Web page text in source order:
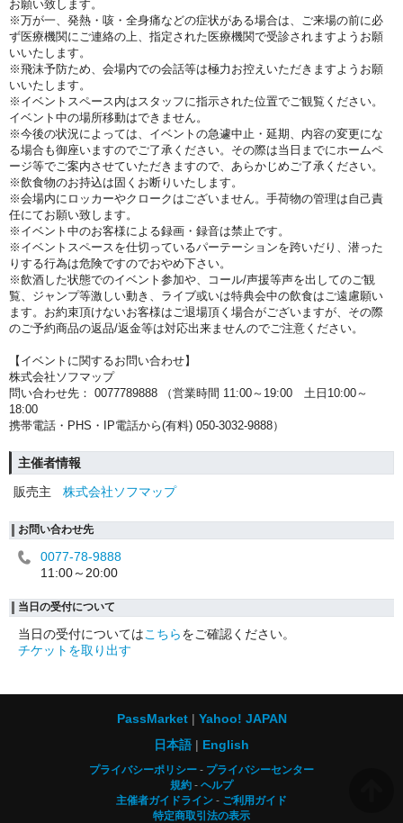
お願い致します。
※万が一、発熱・咳・全身痛などの症状がある場合は、ご来場の前に必
ず医療機関にご連絡の上、指定された医療機関で受診されますようお願
いいたします。
※飛沫予防ため、会場内での会話等は極力お控えいただきますようお願
いいたします。
※イベントスペース内はスタッフに指示された位置でご観覧ください。
イベント中の場所移動はできません。
※今後の状況によっては、イベントの急遽中止・延期、内容の変更にな
る場合も御座いますのでご了承ください。その際は当日までにホームペ
ージ等でご案内させていただきますので、あらかじめご了承ください。
※飲食物のお持込は固くお断りいたします。
※会場内にロッカーやクロークはございません。手荷物の管理は自己責
任にてお願い致します。
※イベント中のお客様による録画・録音は禁止です。
※イベントスペースを仕切っているパーテーションを跨いだり、潜った
りする行為は危険ですのでおやめ下さい。
※飲酒した状態でのイベント参加や、コール/声援等声を出してのご観
覧、ジャンプ等激しい動き、ライブ或いは特典会中の飲食はご遠慮願い
ます。お約束頂けないお客様はご退場頂く場合がございますが、その際
のご予約商品の返品/返金等は対応出来ませんのでご注意ください。
【イベントに関するお問い合わせ】
株式会社ソフマップ
問い合わせ先： 0077789888 （営業時間 11:00～19:00 土日10:00～
18:00
携帯電話・PHS・IP電話から(有料) 050-3032-9888）
主催者情報
販売主
株式会社ソフマップ
お問い合わせ先
0077-78-9888
11:00～20:00
当日の受付について
当日の受付についてはこちらをご確認ください。
チケットを取り出す
PassMarket
Yahoo! JAPAN
日本語
English
プライバシーポリシー
プライバシーセンター
規約
ヘルプ
主催者ガイドライン
ご利用ガイド
特定商取引法の表示